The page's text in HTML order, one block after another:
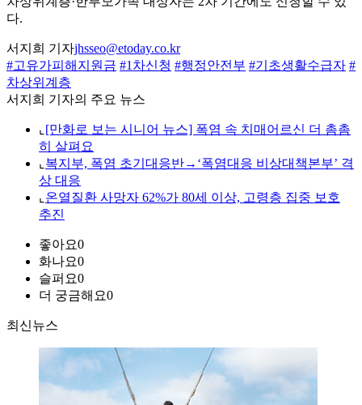
다.
서지희 기자jhsseo@etoday.co.kr
#고유가피해지원금 #1차신청 #행정안전부 #기초생활수급자 #
차상위계층
서지희 기자의 주요 뉴스
⌞ [만화로 보는 시니어 뉴스] 폭염 속 치매어르신 더 촘촘
히 살펴요
⌞ 복지부, 폭염 초기대응반→‘폭염대응 비상대책본부’ 격
상 대응
⌞ 온열질환 사망자 62%가 80세 이상, 고령층 집중 보호
추진
좋아요0
화나요0
슬퍼요0
더 궁금해요0
최신뉴스